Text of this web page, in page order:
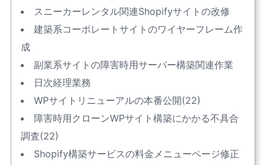
スニーカーレンタル関連Shopifyサイトの改修
建築系コーポレートサイトのワイヤーフレーム作
成
副業系サイトの障害時用サーバー構築関連作業
日次経理業務
WPサイトリニューアルの本番公開(22)
障害時用クローンWPサイト構築にかかる不具合
調査(22)
Shopify構築サービスの料金メニューページ修正